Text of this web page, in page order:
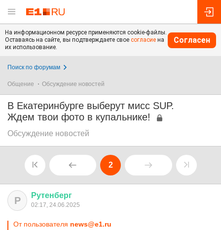
На информационном ресурсе применяются cookie-файлы.
Оставаясь на сайте, вы подтверждаете свое согласие на
их использование.
Согласен
Поиск по форумам
Общение Обсуждение новостей
В Екатеринбурге выберут мисс SUP.
Ждем твои фото в купальнике!
Обсуждение новостей
2
Р Рутенберг
02:17, 24.06.2025
От пользователя news@e1.ru